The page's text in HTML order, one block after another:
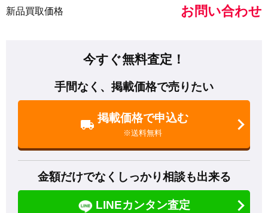
新品買取価格 お問い合わせ
今すぐ無料査定！
手間なく、掲載価格で売りたい
掲載価格で申込む
※送料無料
金額だけでなくしっかり相談も出来る
LINEカンタン査定